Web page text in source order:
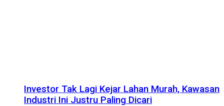
Investor Tak Lagi Kejar Lahan Murah, Kawasan
Industri Ini Justru Paling Dicari